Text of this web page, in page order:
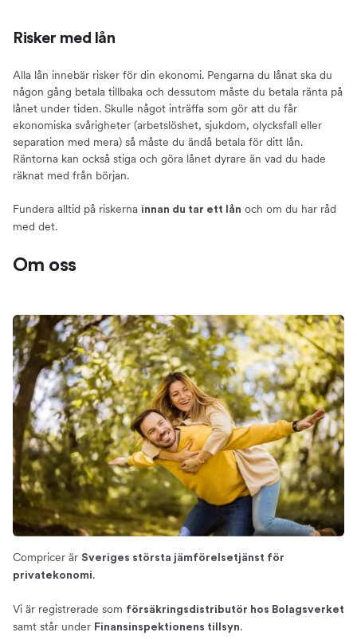
Risker med lån
Alla lån innebär risker för din ekonomi. Pengarna du lånat ska du
någon gång betala tillbaka och dessutom måste du betala ränta på
lånet under tiden. Skulle något inträffa som gör att du får
ekonomiska svårigheter (arbetslöshet, sjukdom, olycksfall eller
separation med mera) så måste du ändå betala för ditt lån.
Räntorna kan också stiga och göra lånet dyrare än vad du hade
räknat med från början.
Fundera alltid på riskerna innan du tar ett lån och om du har råd
med det.
Om oss
Compricer är Sveriges största jämförelsetjänst för
privatekonomi.
Vi är registrerade som försäkringsdistributör hos Bolagsverket
samt står under Finansinspektionens tillsyn.